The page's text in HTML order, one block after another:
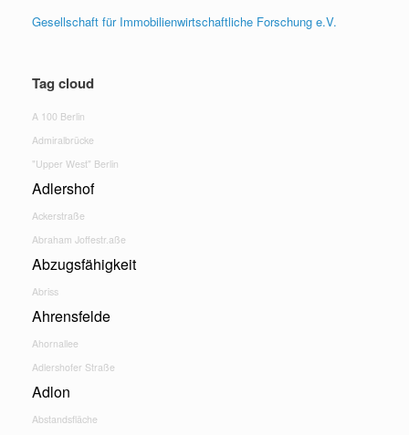
Gesellschaft für Immobilienwirtschaftliche Forschung e.V.
Tag cloud
A 100 Berlin
Admiralbrücke
"Upper West" Berlin
Adlershof
Ackerstraße
Abraham Joffestr.aße
Abzugsfähigkeit
Abriss
Ahrensfelde
Ahornallee
Adlershofer Straße
Adlon
Abstandsfläche